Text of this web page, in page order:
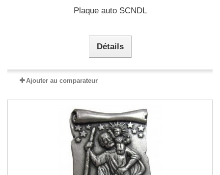
Plaque auto SCNDL
Détails
Ajouter au comparateur